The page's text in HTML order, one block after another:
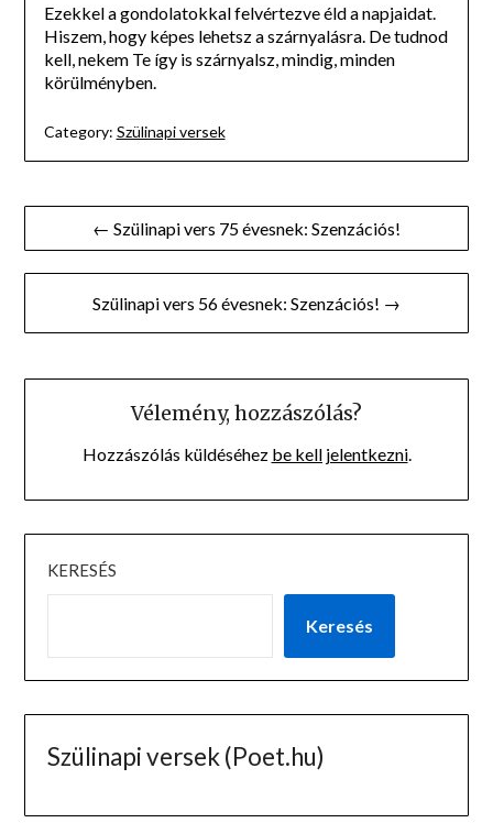
Ezekkel a gondolatokkal felvértezve éld a napjaidat.
Hiszem, hogy képes lehetsz a szárnyalásra. De tudnod
kell, nekem Te így is szárnyalsz, mindig, minden
körülményben.
Category: Szülinapi versek
Bejegyzés
navigáció
← Szülinapi vers 75 évesnek: Szenzációs!
Szülinapi vers 56 évesnek: Szenzációs! →
Vélemény, hozzászólás?
Hozzászólás küldéséhez be kell jelentkezni.
KERESÉS
Keresés
Szülinapi versek (Poet.hu)